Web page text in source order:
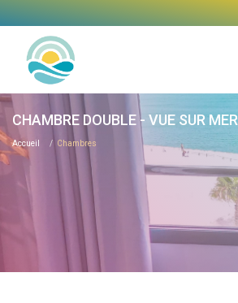
CHAMBRE DOUBLE - VUE SUR MER
Accueil Chambres